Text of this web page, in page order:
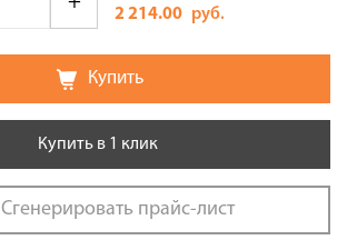
2 214.00 руб.
Купить
Купить в 1 клик
Сгенерировать прайс-лист